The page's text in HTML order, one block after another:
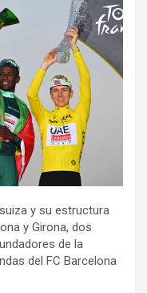
y su estructura
y Girona, dos
de la
del FC Barcelona